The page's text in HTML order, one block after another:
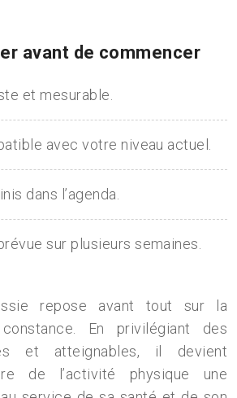
avant de commencer
et mesurable.
avec votre niveau actuel.
dans l’agenda.
sur plusieurs semaines.
repose avant tout sur la
En privilégiant des
et atteignables, il devient
de l’activité physique une